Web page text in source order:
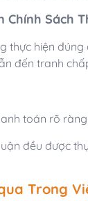
Chính Sách
thực hiện
đến tranh
toán rõ
đều được
Trong